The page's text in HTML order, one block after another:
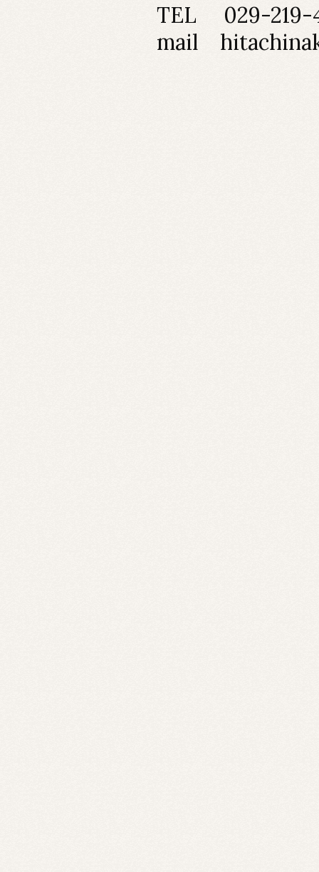
TEL 029-219-
mail